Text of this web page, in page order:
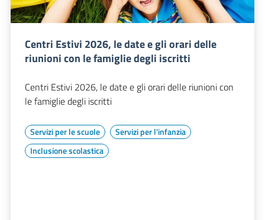
Centri Estivi 2026, le date e gli orari delle
riunioni con le famiglie degli iscritti
Centri Estivi 2026, le date e gli orari delle riunioni con
le famiglie degli iscritti
Servizi per le scuole
Servizi per l'infanzia
Inclusione scolastica